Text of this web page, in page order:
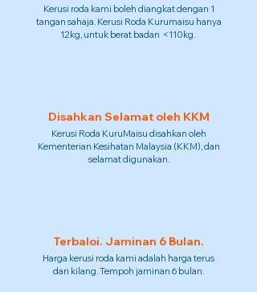
Kerusi roda kami boleh diangkat dengan 1
tangan sahaja. Kerusi Roda Kurumaisu hanya
12kg, untuk berat badan <110kg.
Disahkan Selamat oleh KKM
Kerusi Roda KuruMaisu disahkan oleh
Kementerian Kesihatan Malaysia (KKM), dan
selamat digunakan.
Terbaloi. Jaminan 6 Bulan.
Harga kerusi roda kami adalah harga terus
dari kilang. Tempoh jaminan 6 bulan.